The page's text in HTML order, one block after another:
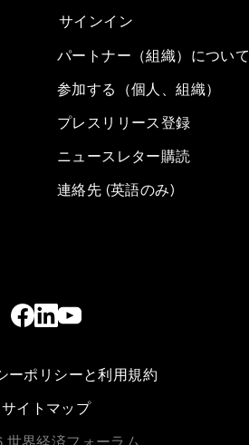
サインイン
パートナー（組織）について
参加する（個人、組織）
プレスリリース登録
ニュースレター購読
連絡先 (英語のみ)
ーポリシーと利用規約
サイトマップ